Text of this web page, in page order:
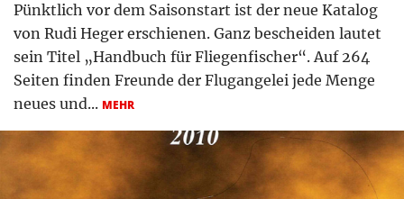
Pünktlich vor dem Saisonstart ist der neue Katalog
von Rudi Heger erschienen. Ganz bescheiden lautet
sein Titel „Handbuch für Fliegenfischer“. Auf 264
Seiten finden Freunde der Flugangelei jede Menge
neues und... MEHR